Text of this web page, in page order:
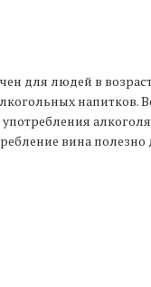
для людей в
напитков.
вина полезно